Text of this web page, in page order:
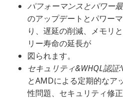
パフォーマンスとパワー
のアップデートとパワー
り、遅延の削減、メモリ
リー寿命の延長が
図られます。
セキュリティ&WHQL認証:
とAMDによる定期的なア
性問題、セキュリティ修正